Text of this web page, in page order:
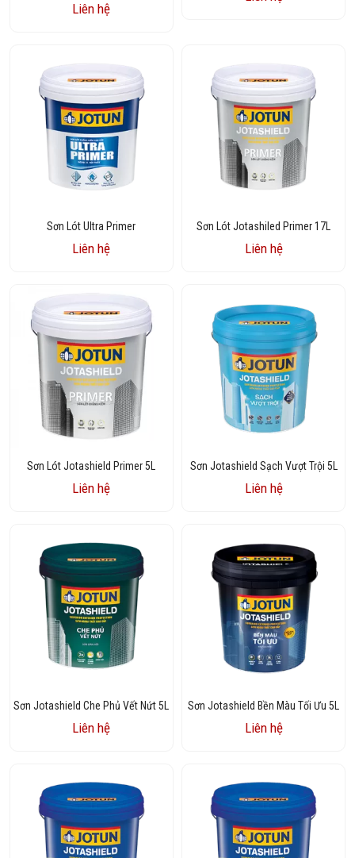
Liên hệ
Sơn Lót Ultra Primer
Liên hệ
Sơn Lót Jotashiled Primer 17L
Liên hệ
Sơn Lót Jotashield Primer 5L
Liên hệ
Sơn Jotashield Sạch Vượt Trội 5L
Liên hệ
Sơn Jotashield Che Phủ Vết Nứt 5L
Liên hệ
Sơn Jotashield Bền Màu Tối Ưu 5L
Liên hệ